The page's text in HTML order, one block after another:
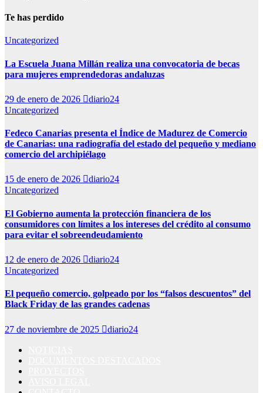
Te has perdido
Uncategorized
La Escuela Juana Millán realiza una convocatoria de becas
para mujeres emprendedoras andaluzas
29 de enero de 2026
diario24
Uncategorized
Fedeco Canarias presenta el Índice de Madurez de Comercio
de Canarias: una radiografía del estado del pequeño y mediano
comercio del archipiélago
15 de enero de 2026
diario24
Uncategorized
El Gobierno aumenta la protección financiera de los
consumidores con límites a los intereses del crédito al consumo
para evitar el sobreendeudamiento
12 de enero de 2026
diario24
Uncategorized
El pequeño comercio, golpeado por los “falsos descuentos” del
Black Friday de las grandes cadenas
27 de noviembre de 2025 diario24